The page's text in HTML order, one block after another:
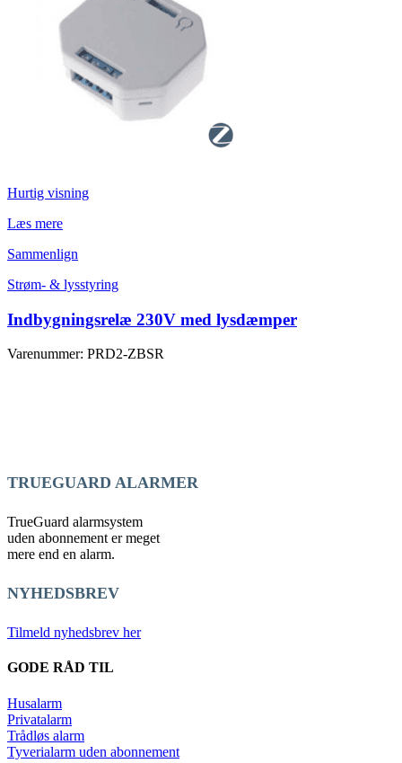
Hurtig visning
Læs mere
Sammenlign
Strøm- & lysstyring
Indbygningsrelæ 230V med lysdæmper
Varenummer: PRD2-ZBSR
TRUEGUARD ALARMER
TrueGuard alarmsystem
uden abonnement er meget
mere end en alarm.
NYHEDSBREV
Tilmeld nyhedsbrev her
GODE RÅD TIL
Husalarm
Privatalarm
Trådløs alarm
Tyverialarm uden abonnement